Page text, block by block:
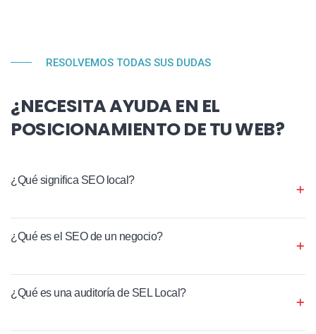
RESOLVEMOS TODAS SUS DUDAS
¿NECESITA AYUDA EN EL
POSICIONAMIENTO DE TU WEB?
¿Qué significa SEO local?
¿Qué es el SEO de un negocio?
¿Qué es una auditoría de SEL Local?